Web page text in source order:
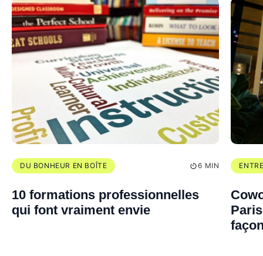
DU BONHEUR EN BOÎTE 6 MIN
10 formations professionnelles
qui font vraiment envie